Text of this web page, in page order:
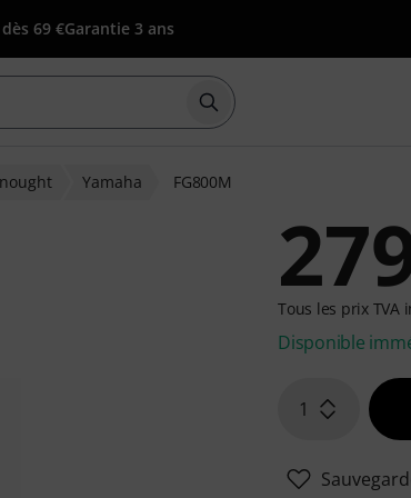
69 €Garantie 3 ans
Démarrer la recherche
Yamaha FG800M
Tous les prix TVA
Disponible
1